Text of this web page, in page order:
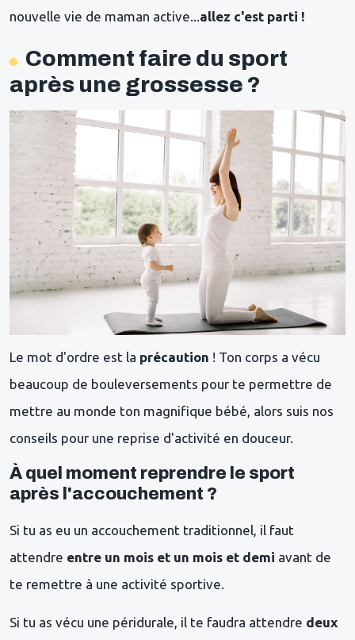
nouvelle vie de maman active...allez c'est parti !
Comment faire du sport
après une grossesse ?
Le mot d'ordre est la précaution ! Ton corps a vécu
beaucoup de bouleversements pour te permettre de
mettre au monde ton magnifique bébé, alors suis nos
conseils pour une reprise d'activité en douceur.
À quel moment reprendre le sport
après l'accouchement ?
Si tu as eu un accouchement traditionnel, il faut
attendre entre un mois et un mois et demi avant de
te remettre à une activité sportive.
Si tu as vécu une péridurale, il te faudra attendre deux